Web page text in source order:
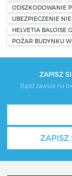
ODSZKODOWANIE
UBEZPIECZENIE
HELVETIA BALOISE
POŻAR BUDYNKU
ZAPISZ
Bądź zawsze na
ZAPISZ